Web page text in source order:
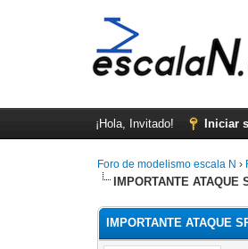
¡Hola, Invitado! Iniciar
Foro de modelismo escala N ›
IMPORTANTE ATAQUE
IMPORTANTE ATAQUE